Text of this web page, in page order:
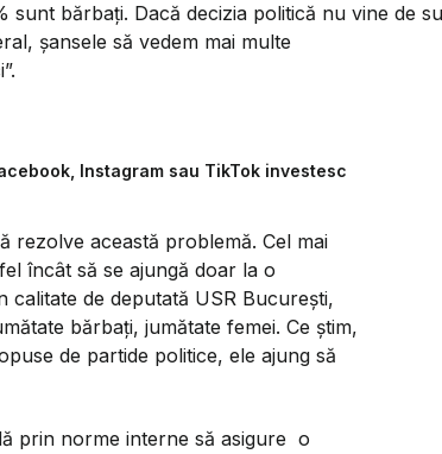
sunt bărbați. Dacă decizia politică nu vine de
șansele să vedem mai multe
Instagram sau TikTok investesc
rezolve această problemă. Cel mai
încât să se ajungă doar la o
de deputată USR București,
bărbați, jumătate femei. Ce știm,
de partide politice, ele ajung să
prin norme interne să asigure o